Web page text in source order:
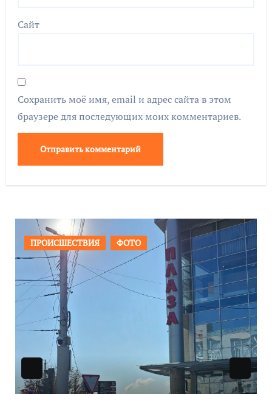
Сайт
Сохранить моё имя, email и адрес сайта в этом
браузере для последующих моих комментариев.
ОБЩЕСТВО ФОТО